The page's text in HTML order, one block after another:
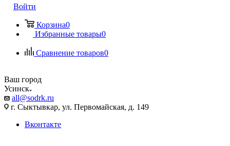
Войти
Корзина0
Избранные товары0
Сравнение товаров0
Ваш город
Усинск
all@sodrk.ru
г. Сыктывкар, ул. Первомайская, д. 149
Вконтакте